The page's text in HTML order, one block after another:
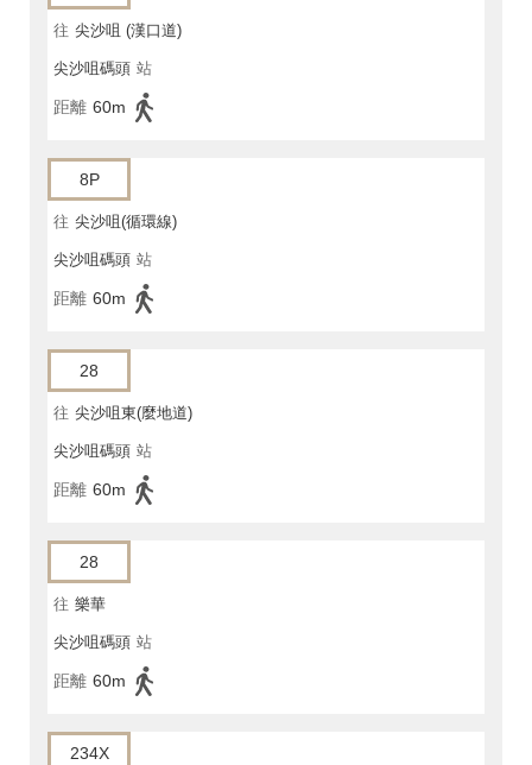
往 尖沙咀 (漢口道)
尖沙咀碼頭 站
距離 60m
8P
往 尖沙咀(循環線)
尖沙咀碼頭 站
距離 60m
28
往 尖沙咀東(麼地道)
尖沙咀碼頭 站
距離 60m
28
往 樂華
尖沙咀碼頭 站
距離 60m
234X